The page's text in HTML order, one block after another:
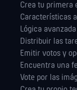
Crea tu primera
Características
Lógica
Distribuir las
Emitir votos y
Encuentra una
Vote por las